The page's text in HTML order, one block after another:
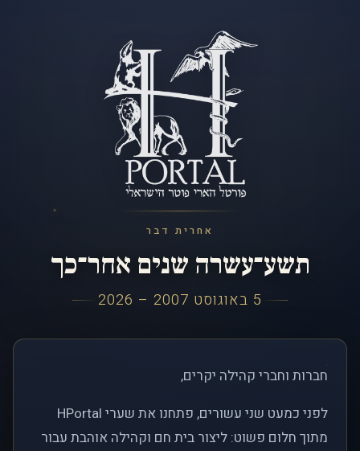
אחרית דבר
תשע־עשרה שנים אחר־כך
5 באוגוסט 2007 – 2026
חברות וחברי קהילה יקרים,
לפני כמעט שני עשורים, פתחנו את שערי HPortal
מתוך חלום פשוט: ליצור בית חם וקהילה אוהבת עבור